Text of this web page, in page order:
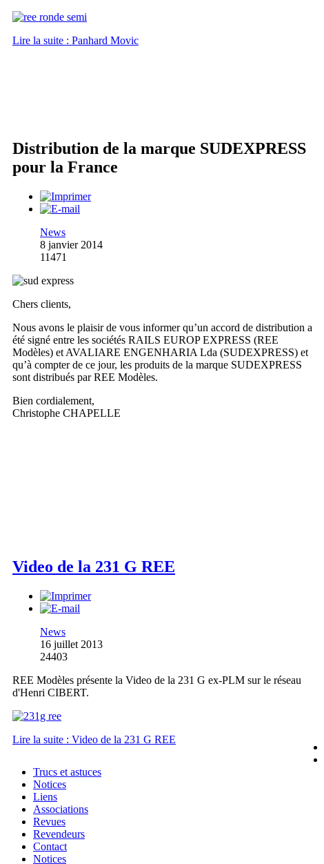
Lire la suite : Panhard Movic
Distribution de la marque SUDEXPRESS
pour la France
News
8 janvier 2014
11471
Chers clients,
Nous avons le plaisir de vous informer qu’un accord de distribution a
été signé entre les sociétés RAILS EUROP EXPRESS (REE
Modèles) et AVALIARE ENGENHARIA Lda (SUDEXPRESS) et
qu’à compter de ce jour, les produits de la marque SUDEXPRESS
sont distribués par REE Modèles.
Bien cordialement,
Christophe CHAPELLE
Video de la 231 G REE
News
16 juillet 2013
24403
REE Modèles présente la Video de la 231 G ex-PLM sur le réseau
d'Henri CIBERT.
Lire la suite : Video de la 231 G REE
Trucs et astuces
Notices
Liens
Associations
Revues
Revendeurs
Contact
Notices